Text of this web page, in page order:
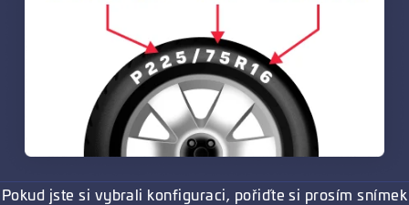
Pokud jste si vybrali konfiguraci, pořiďte si prosím snímek